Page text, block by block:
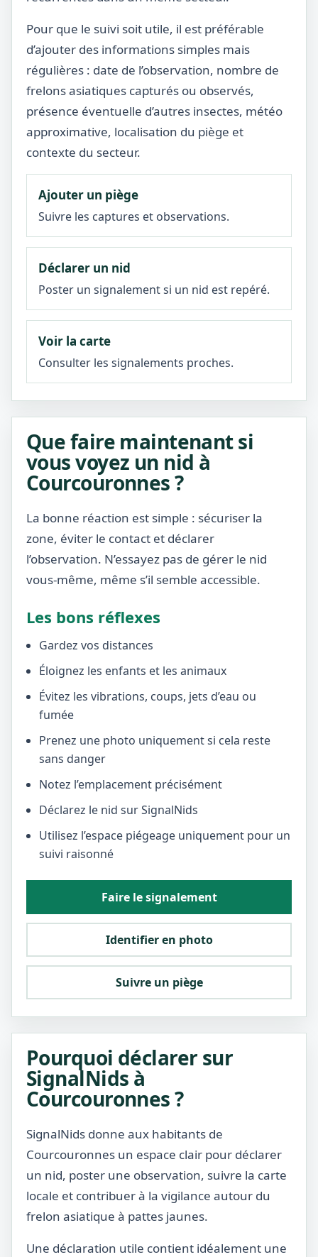
Pour que le suivi soit utile, il est préférable
d’ajouter des informations simples mais
régulières : date de l’observation, nombre de
frelons asiatiques capturés ou observés,
présence éventuelle d’autres insectes, météo
approximative, localisation du piège et
contexte du secteur.
Ajouter un piège
Suivre les captures et observations.
Déclarer un nid
Poster un signalement si un nid est repéré.
Voir la carte
Consulter les signalements proches.
Que faire maintenant si
vous voyez un nid à
Courcouronnes ?
La bonne réaction est simple : sécuriser la
zone, éviter le contact et déclarer
l’observation. N’essayez pas de gérer le nid
vous-même, même s’il semble accessible.
Les bons réflexes
Gardez vos distances
Éloignez les enfants et les animaux
Évitez les vibrations, coups, jets d’eau ou
fumée
Prenez une photo uniquement si cela reste
sans danger
Notez l’emplacement précisément
Déclarez le nid sur SignalNids
Utilisez l’espace piégeage uniquement pour un
suivi raisonné
Faire le signalement
Identifier en photo
Suivre un piège
Pourquoi déclarer sur
SignalNids à
Courcouronnes ?
SignalNids donne aux habitants de
Courcouronnes un espace clair pour déclarer
un nid, poster une observation, suivre la carte
locale et contribuer à la vigilance autour du
frelon asiatique à pattes jaunes.
Une déclaration utile contient idéalement une